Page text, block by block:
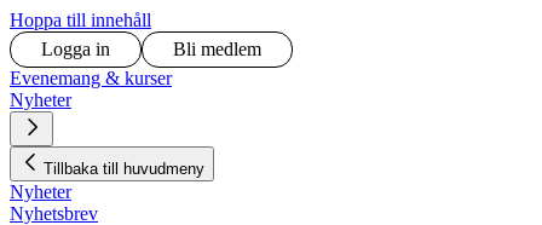
Hoppa till innehåll
Logga in
Bli medlem
Evenemang & kurser
Nyheter
Tillbaka till huvudmeny
Nyheter
Nyhetsbrev